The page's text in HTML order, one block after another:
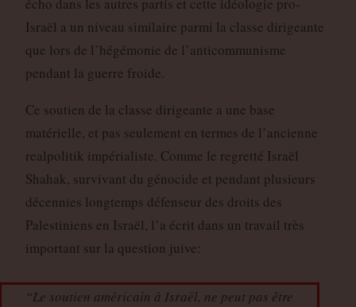
Israël a un niveau similaire parmi la classe dirigeante
que lors de l’hégémonie de l’anticommunisme
pendant la guerre froide.
Ce soutien de la classe dirigeante a une base
matérielle, et pas seulement en termes de l’ancienne
realpolitik impérialiste. Comme le regretté Israël
Shahak, survivant du génocide et pendant plusieurs
décennies longtemps défenseur des droits des
Palestiniens en Israël, l’a écrit dans un travail très
important sur la question juive:
“Le soutien américain à Israël, ne peut pas être